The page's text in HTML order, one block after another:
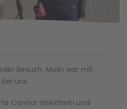
Besuch. Malin war mit
uns.
Connor streicheln und